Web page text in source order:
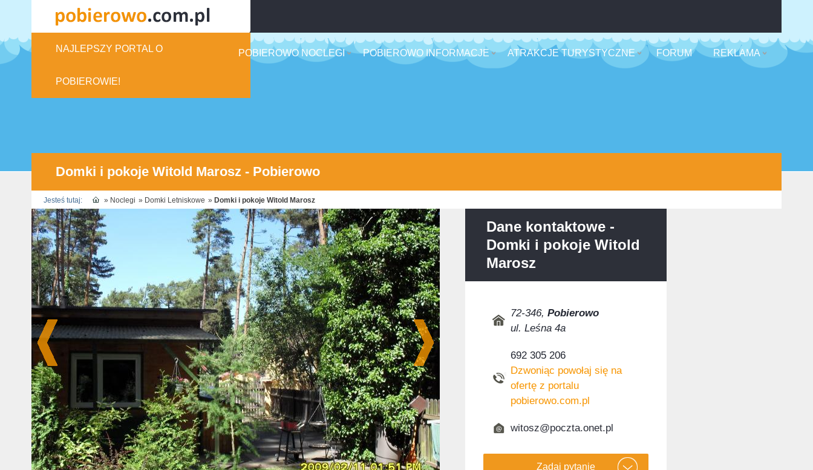
POBIEROWO NOCLEGI POBIEROWO INFORMACJE ATRAKCJE TURYSTYCZNE FORUM REKLAMA
NAJLEPSZY PORTAL O
POBIEROWIE!
Domki i pokoje Witold Marosz - Pobierowo
Jesteś tutaj: » Noclegi » Domki Letniskowe » Domki i pokoje Witold Marosz
Dane kontaktowe -
Domki i pokoje Witold
Marosz
72-346, Pobierowo
ul. Leśna 4a
692 305 206
Dzwoniąc powołaj się na
ofertę z portalu
pobierowo.com.pl
witosz@poczta.onet.pl